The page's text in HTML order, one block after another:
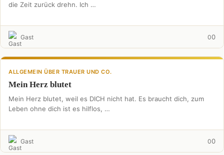
die Zeit zurück drehn. Ich …
Gast 00
ALLGEMEIN ÜBER TRAUER UND CO.
Mein Herz blutet
Mein Herz blutet, weil es DICH nicht hat. Es braucht dich, zum
Leben ohne dich ist es hilflos, …
Gast 00